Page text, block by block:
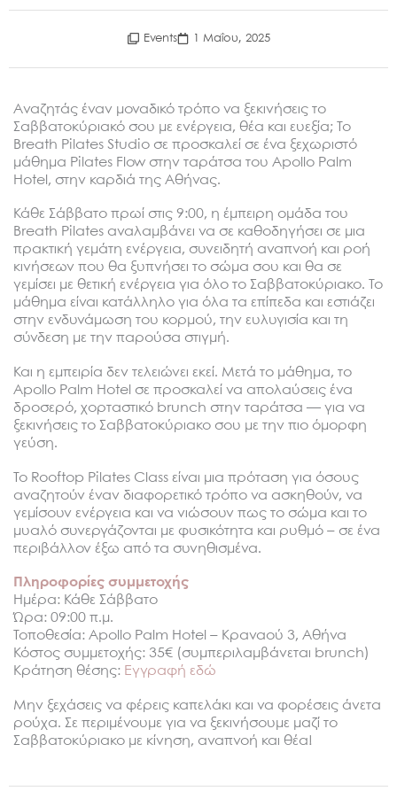
Events 1 Μαΐου, 2025
Αναζητάς έναν μοναδικό τρόπο να ξεκινήσεις το
Σαββατοκύριακό σου με ενέργεια, θέα και ευεξία; Το
Breath Pilates Studio σε προσκαλεί σε ένα ξεχωριστό
μάθημα Pilates Flow στην ταράτσα του Apollo Palm
Hotel, στην καρδιά της Αθήνας.
Κάθε Σάββατο πρωί στις 9:00, η έμπειρη ομάδα του
Breath Pilates αναλαμβάνει να σε καθοδηγήσει σε μια
πρακτική γεμάτη ενέργεια, συνειδητή αναπνοή και ροή
κινήσεων που θα ξυπνήσει το σώμα σου και θα σε
γεμίσει με θετική ενέργεια για όλο το Σαββατοκύριακο. Το
μάθημα είναι κατάλληλο για όλα τα επίπεδα και εστιάζει
στην ενδυνάμωση του κορμού, την ευλυγισία και τη
σύνδεση με την παρούσα στιγμή.
Και η εμπειρία δεν τελειώνει εκεί. Μετά το μάθημα, το
Apollo Palm Hotel σε προσκαλεί να απολαύσεις ένα
δροσερό, χορταστικό brunch στην ταράτσα — για να
ξεκινήσεις το Σαββατοκύριακο σου με την πιο όμορφη
γεύση.
Το Rooftop Pilates Class είναι μια πρόταση για όσους
αναζητούν έναν διαφορετικό τρόπο να ασκηθούν, να
γεμίσουν ενέργεια και να νιώσουν πως το σώμα και το
μυαλό συνεργάζονται με φυσικότητα και ρυθμό – σε ένα
περιβάλλον έξω από τα συνηθισμένα.
Πληροφορίες συμμετοχής
Ημέρα: Κάθε Σάββατο
Ώρα: 09:00 π.μ.
Τοποθεσία: Apollo Palm Hotel – Κραναού 3, Αθήνα
Κόστος συμμετοχής: 35€ (συμπεριλαμβάνεται brunch)
Κράτηση θέσης: Εγγραφή εδώ
Μην ξεχάσεις να φέρεις καπελάκι και να φορέσεις άνετα
ρούχα. Σε περιμένουμε για να ξεκινήσουμε μαζί το
Σαββατοκύριακο με κίνηση, αναπνοή και θέα!